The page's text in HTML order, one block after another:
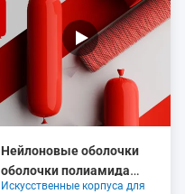
Нейлоновые оболочки
оболочки полиамида
красного цвета
Искусственные корпуса для